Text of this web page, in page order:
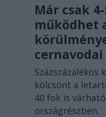
Már csak
működhet
Százszázalékos
kölcsönt a
40 fok is
országrészben.